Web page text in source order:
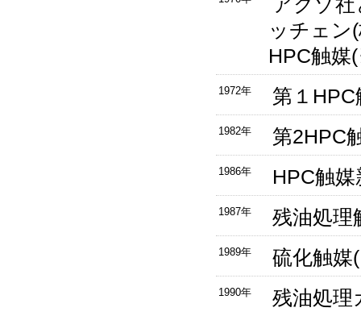
ッチェン
HPC触
1972年 第１
1982年 第2HPC
1986年 HPC触
1987年 残油処理
1989年 硫化触媒
1990年 残油処理